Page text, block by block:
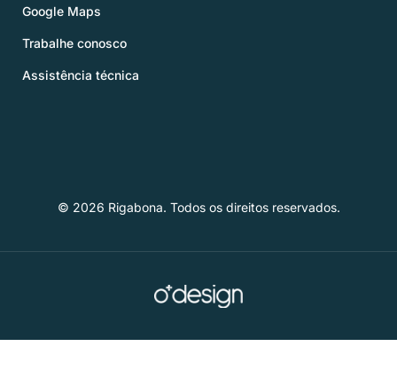
Google Maps
Trabalhe conosco
Assistência técnica
© 2026 Rigabona. Todos os direitos reservados.